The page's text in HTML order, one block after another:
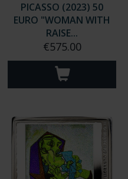
PICASSO (2023) 50
EURO "WOMAN WITH
RAISE...
€575.00